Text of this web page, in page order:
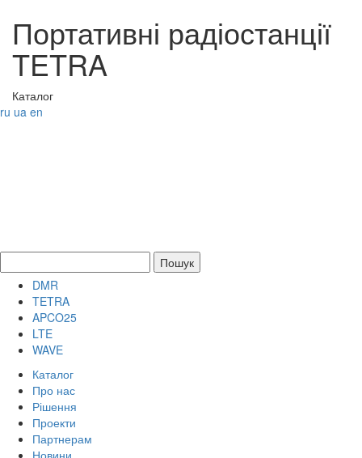
Портативні радіостанції
TETRA
Каталог
ru ua en
DMR
TETRA
APCO25
LTE
WAVE
Каталог
Про нас
Рішення
Проекти
Партнерам
Новини